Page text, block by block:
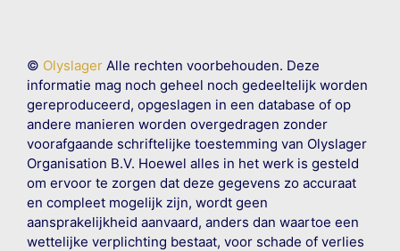
© OlyslagerAlle rechten voorbehouden. Deze
informatie mag noch geheel noch gedeeltelijk worden
gereproduceerd, opgeslagen in een database of op
andere manieren worden overgedragen zonder
voorafgaande schriftelijke toestemming van Olyslager
Organisation B.V. Hoewel alles in het werk is gesteld
om ervoor te zorgen dat deze gegevens zo accuraat
en compleet mogelijk zijn, wordt geen
aansprakelijkheid aanvaard, anders dan waartoe een
wettelijke verplichting bestaat, voor schade of verlies